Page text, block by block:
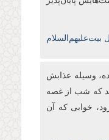
بیت‌علیهم‌السلام
وسیله عذابش
که شب از غصه
خوابی که آن